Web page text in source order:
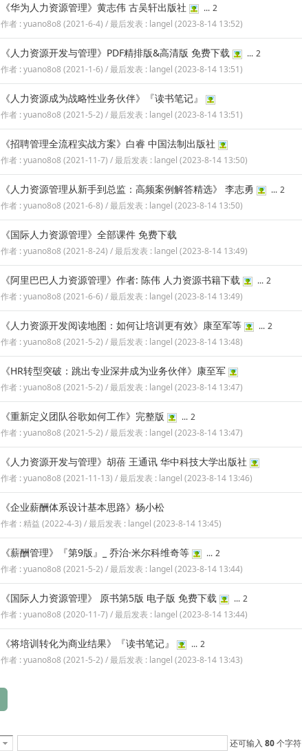
《华为人力资源管理》黄志伟 古吴轩出版社 ... 2
作者 : yuano8o8 (2021-6-4) / 最后发表 : langel (2023-8-14 13:52)
《人力资源开发与管理》PDF精排版&高清版 免费下载 ... 2
作者 : yuano8o8 (2021-1-6) / 最后发表 : langel (2023-8-14 13:51)
《人力资源成为战略性业务伙伴》『读书笔记』
作者 : yuano8o8 (2021-5-2) / 最后发表 : langel (2023-8-14 13:51)
《招聘管理全流程实战方案》白睿 中国法制出版社
作者 : yuano8o8 (2021-11-7) / 最后发表 : langel (2023-8-14 13:50)
《人力资源管理从新手到总监：高频案例解答精选》 李志勇 ... 2
作者 : yuano8o8 (2021-6-8) / 最后发表 : langel (2023-8-14 13:50)
《国际人力资源管理》全部课件 免费下载
作者 : yuano8o8 (2021-8-24) / 最后发表 : langel (2023-8-14 13:49)
《阿里巴巴人力资源管理》作者: 陈伟 人力资源书籍下载 ... 2
作者 : yuano8o8 (2021-6-6) / 最后发表 : langel (2023-8-14 13:49)
《人力资源开发阅读地图：如何让培训更有效》康至军等 ... 2
作者 : yuano8o8 (2021-5-2) / 最后发表 : langel (2023-8-14 13:48)
《HR转型突破：跳出专业深井成为业务伙伴》康至军
作者 : yuano8o8 (2021-5-2) / 最后发表 : langel (2023-8-14 13:47)
《重新定义团队谷歌如何工作》完整版 ... 2
作者 : yuano8o8 (2021-5-2) / 最后发表 : langel (2023-8-14 13:47)
《人力资源开发与管理》胡蓓 王通讯 华中科技大学出版社
作者 : yuano8o8 (2021-11-13) / 最后发表 : langel (2023-8-14 13:46)
《企业薪酬体系设计基本思路》杨小松
作者 : 精益 (2022-4-3) / 最后发表 : langel (2023-8-14 13:45)
《薪酬管理》『第9版』_ 乔治·米尔科维奇等 ... 2
作者 : yuano8o8 (2021-5-2) / 最后发表 : langel (2023-8-14 13:44)
《国际人力资源管理》 原书第5版 电子版 免费下载 ... 2
作者 : yuano8o8 (2020-11-7) / 最后发表 : langel (2023-8-14 13:44)
《将培训转化为商业结果》『读书笔记』 ... 2
作者 : yuano8o8 (2021-5-2) / 最后发表 : langel (2023-8-14 13:43)
还可输入 80个字符